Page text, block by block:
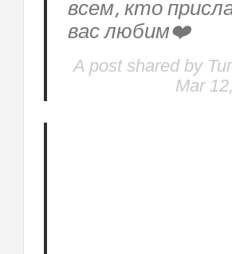
всем, кто
вас любим❤️
A post shared by
Mar